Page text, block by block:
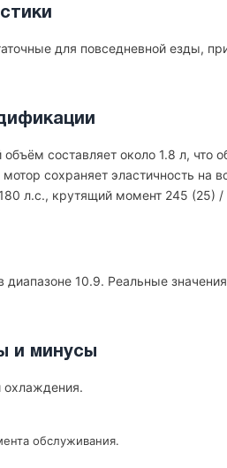
для повседневной езды,
составляет около 1.8 л, что
сохраняет эластичность на
л.с., крутящий момент 245 (25)
10.9. Реальные значения
и минусы
охлаждения.
обслуживания.